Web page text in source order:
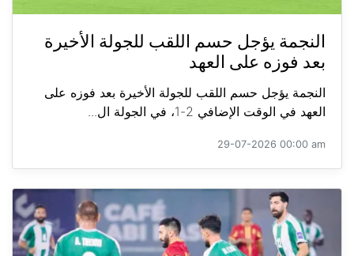
النجمة يؤجل حسم اللقب للجولة الأخيرة
بعد فوزه على العهد
النجمة يؤجل حسم اللقب للجولة الأخيرة بعد فوزه على
العهد في الوقت الإضافي 2-1، في الجولة ال...
29-07-2026 00:00 am